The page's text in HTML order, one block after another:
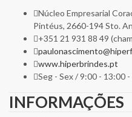
Núcleo Empresarial
Pintéus, 2660-194 Sto.
+351 21 931 88 49
www.hiperbrindes.pt
Seg - Sex / 9:00 - 13:00
INFORMAÇÕES